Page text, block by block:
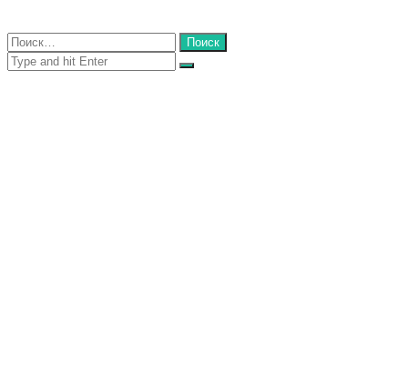
Close
Найти:
Close
Search